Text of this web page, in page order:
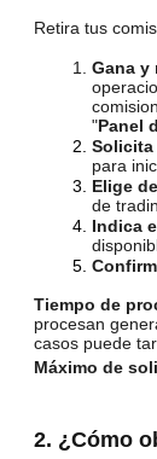
Retira tus
Gana y
"Panel
Solicita
para
Elige
de
Indica
Tiempo de
procesan
casos puede
Máximo de
2. ¿Cómo